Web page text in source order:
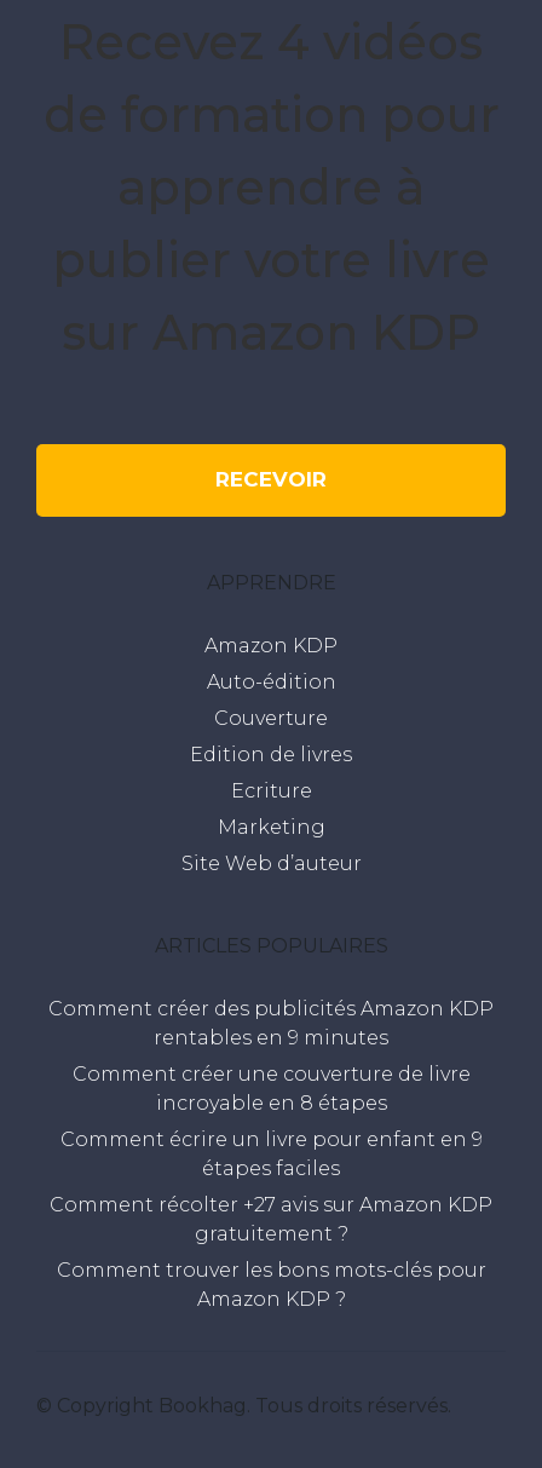
Recevez 4 vidéos
de formation pour
apprendre à
publier votre livre
sur Amazon KDP
RECEVOIR
APPRENDRE
Amazon KDP
Auto-édition
Couverture
Edition de livres
Ecriture
Marketing
Site Web d’auteur
ARTICLES POPULAIRES
Comment créer des publicités Amazon KDP
rentables en 9 minutes
Comment créer une couverture de livre
incroyable en 8 étapes
Comment écrire un livre pour enfant en 9
étapes faciles
Comment récolter +27 avis sur Amazon KDP
gratuitement ?
Comment trouver les bons mots-clés pour
Amazon KDP ?
© Copyright Bookhag. Tous droits réservés.